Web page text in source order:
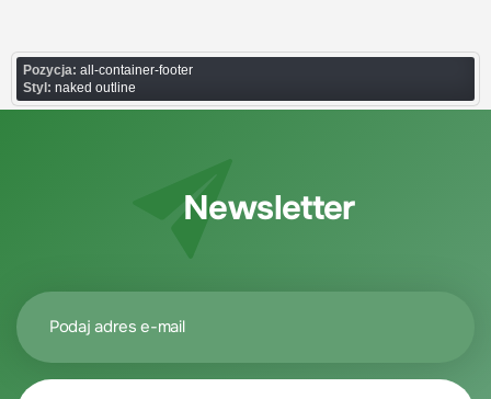
Pozycja: all-container-footer
Styl: naked outline
Newsletter